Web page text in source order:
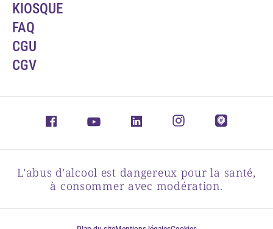
KIOSQUE
FAQ
CGU
CGV
L'abus d'alcool est dangereux pour la santé,
à consommer avec modération.